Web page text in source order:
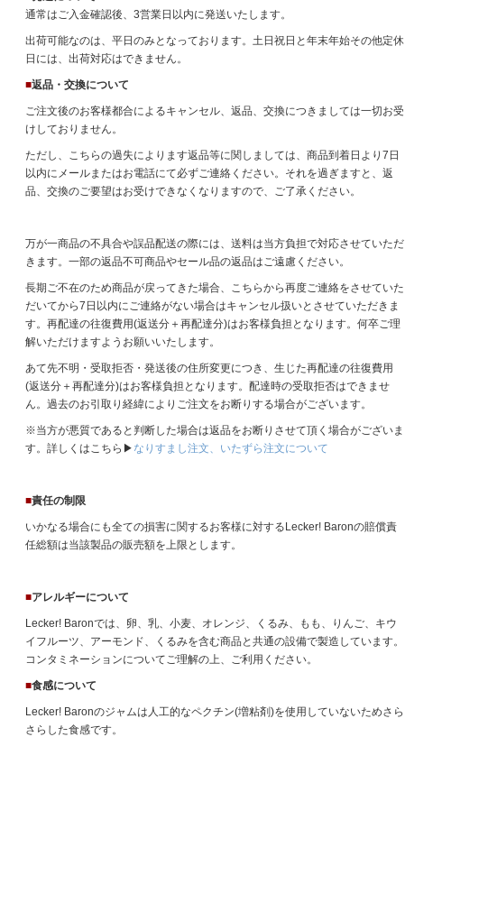
通常はご入金確認後、3営業日以内に発送いたします。
出荷可能なのは、平日のみとなっております。土日祝日と年末年始その他定休
日には、出荷対応はできません。
■返品・交換について
ご注文後のお客様都合によるキャンセル、返品、交換につきましては一切お受
けしておりません。
ただし、こちらの過失によります返品等に関しましては、商品到着日より7日
以内にメールまたはお電話にて必ずご連絡ください。それを過ぎますと、返
品、交換のご要望はお受けできなくなりますので、ご了承ください。
万が一商品の不具合や誤品配送の際には、送料は当方負担で対応させていただ
きます。一部の返品不可商品やセール品の返品はご遠慮ください。
長期ご不在のため商品が戻ってきた場合、こちらから再度ご連絡をさせていた
だいてから7日以内にご連絡がない場合はキャンセル扱いとさせていただきま
す。再配達の往復費用(返送分＋再配達分)はお客様負担となります。何卒ご理
解いただけますようお願いいたします。
あて先不明・受取拒否・発送後の住所変更につき、生じた再配達の往復費用
(返送分＋再配達分)はお客様負担となります。配達時の受取拒否はできませ
ん。過去のお引取り経緯によりご注文をお断りする場合がございます。
※当方が悪質であると判断した場合は返品をお断りさせて頂く場合がございま
す。詳しくはこちら▶ なりすまし注文、いたずら注文について
■責任の制限
いかなる場合にも全ての損害に関するお客様に対するLecker! Baronの賠償責
任総額は当該製品の販売額を上限とします。
■アレルギーについて
Lecker! Baronでは、卵、乳、小麦、オレンジ、くるみ、もも、りんご、キウ
イフルーツ、アーモンド、くるみを含む商品と共通の設備で製造しています。
コンタミネーションについてご理解の上、ご利用ください。
■食感について
Lecker! Baronのジャムは人工的なペクチン(増粘剤)を使用していないためさら
さらした食感です。